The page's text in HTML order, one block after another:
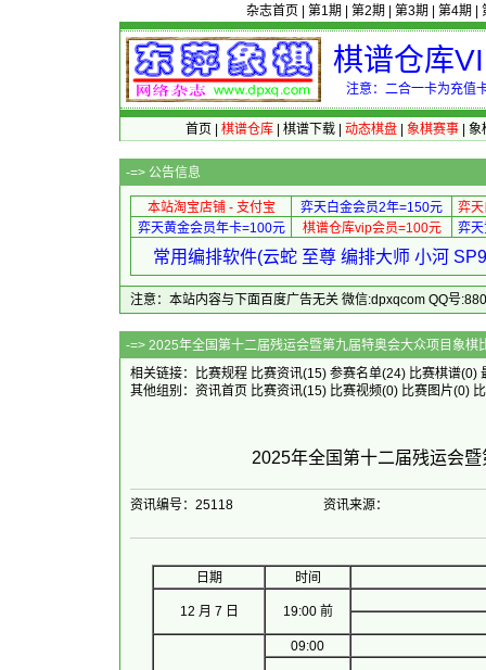
杂志首页 第1期 第2期 第3期 第4期
棋谱仓库
注意：二合一卡为充值
首页 棋谱仓库| 棋谱下载| 动态棋盘| 象棋赛事| 象
-=> 公告信息
本站淘宝店铺 - 支付宝 弈天白金会员2年=150元
弈
弈天黄金会员年卡=100元
棋谱仓库vip会员=100元 弈
常用编排软件(云蛇 至尊 编排大师 小河
注意：本站内容与下面百度广告无关 微信:dpxqcom QQ号
-=> 2025年全国第十二届残运会暨第九届
相关链接：
比赛规程 比赛资讯(15) 参赛名单(24) 比赛棋谱(0)
其他组别： 资讯首页 比赛资讯(15) 比赛视频(0) 比赛图片(0)
2025年全国第十二届残运会
资讯编号：25118 资讯来源：
日期 时间
12 月 7 日 19:00 前
09:00